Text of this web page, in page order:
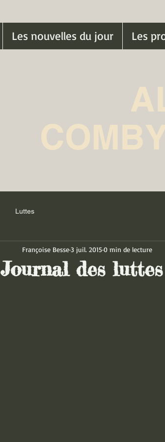
Les nouvelles du jour Les
Luttes
Journal des
Françoise Besse3 juil. 20150 min de lecture